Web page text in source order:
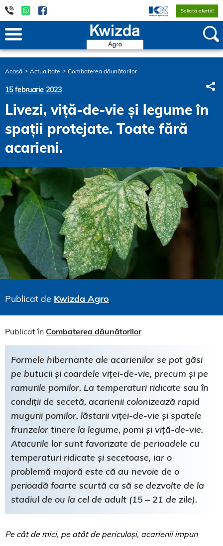
Solicită ofertă!
Acasă Actualitate Combaterea dăunătorilor
15 februarie 2023
Livezi, viță-de-vie și legume în
spații protejate. Toate fără
acarieni.
Publicat de Kwizda Agro
Publicat în Combaterea dăunătorilor
Formele hibernante ale acarienilor se pot găsi
pe butucii și coardele viței-de-vie, precum și pe
ramurile pomilor. La temperaturi ridicate sau în
condiții de secetă, acarienii colonizează rapid
mugurii pomilor, lăstarii viței-de-vie și spatele
frunzelor tinere la legume, pomi și viță-de-vie.
Atacurile lor sunt favorizate de perioadele cu
temperaturi ridicate și secetoase, iar o
problemă majoră este că au nevoie de o
perioadă foarte scurtă ca să se dezvolte de la
stadiul de ou la cel de adult (15 – 21 de zile).
Pe cât de mici, pe atât de periculoși, acarienii impun